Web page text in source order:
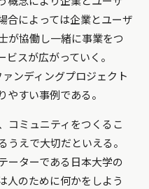
合によっては企業とユーザ
が協働し一緒に事業をつ
ビスが広がっていく。
ンディングプロジェクト
やすい事例である。
コミュニティをつくるこ
うえで大切だといえる。
ーターである日本大学の
人のために何かをしよう